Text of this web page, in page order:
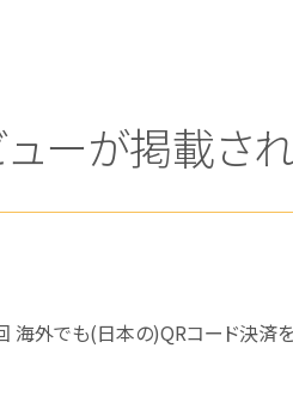
ーが掲載さ
外でも(日本の)QRコード決済